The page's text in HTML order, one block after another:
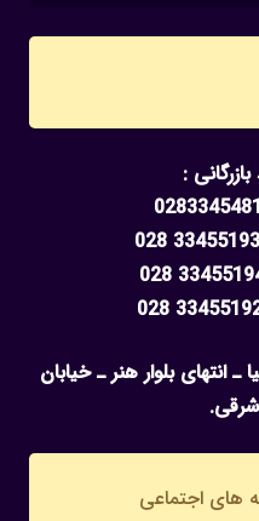
:
بلوار هنر ـ خیابان
های اجتماعی